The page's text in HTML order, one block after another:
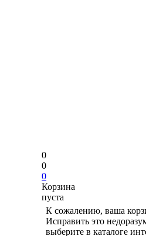
0
0
0
Корзина
пуста
К сожалению, ваша
Исправить это
выберите в каталоге